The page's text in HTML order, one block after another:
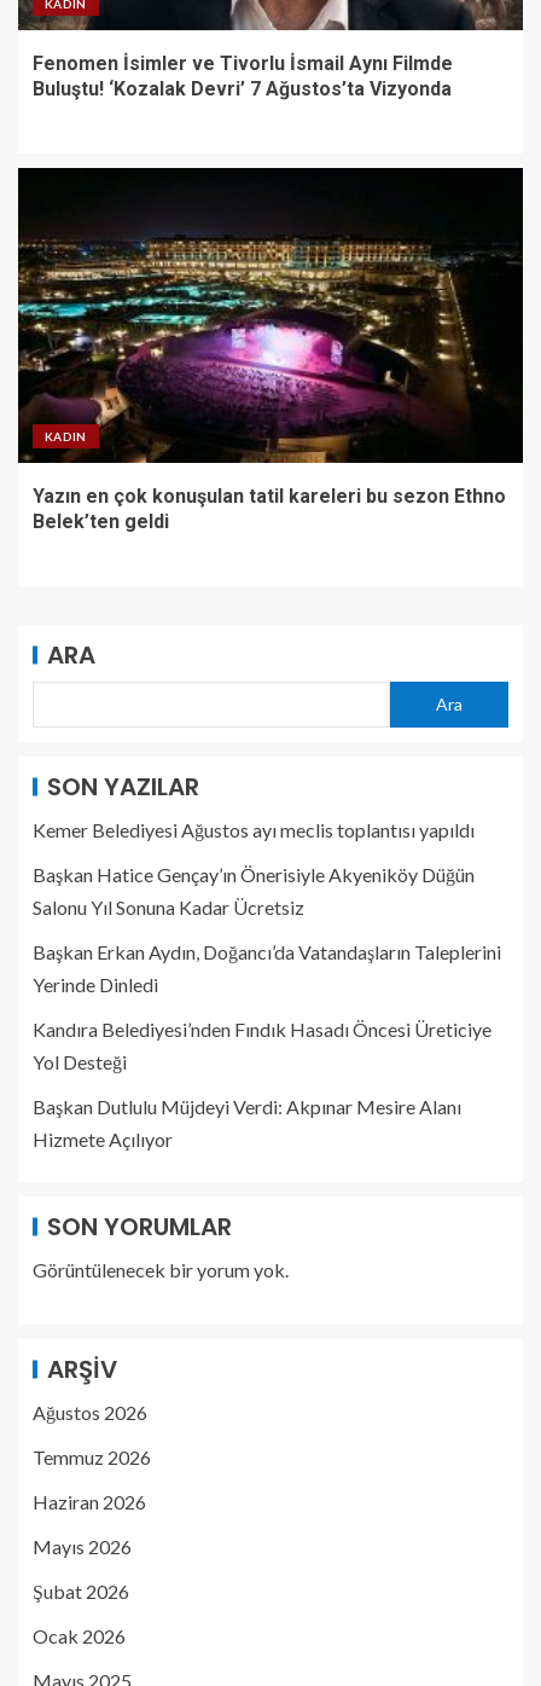
KADIN
Fenomen İsimler ve Tivorlu İsmail Aynı Filmde
Buluştu! ‘Kozalak Devri’ 7 Ağustos’ta Vizyonda
KADIN
Yazın en çok konuşulan tatil kareleri bu sezon Ethno
Belek’ten geldi
ARA
Ara
SON YAZILAR
Kemer Belediyesi Ağustos ayı meclis toplantısı yapıldı
Başkan Hatice Gençay’ın Önerisiyle Akyeniköy Düğün
Salonu Yıl Sonuna Kadar Ücretsiz
Başkan Erkan Aydın, Doğancı’da Vatandaşların Taleplerini
Yerinde Dinledi
Kandıra Belediyesi’nden Fındık Hasadı Öncesi Üreticiye
Yol Desteği
Başkan Dutlulu Müjdeyi Verdi: Akpınar Mesire Alanı
Hizmete Açılıyor
SON YORUMLAR
Görüntülenecek bir yorum yok.
ARŞIV
Ağustos 2026
Temmuz 2026
Haziran 2026
Mayıs 2026
Şubat 2026
Ocak 2026
Mayıs 2025